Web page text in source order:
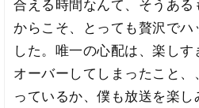
合える時間なんて、そうあ
からこそ、とっても贅沢でハ
した。唯一の心配は、楽し
オーバーしてしまったこと
っているか、僕も放送を楽